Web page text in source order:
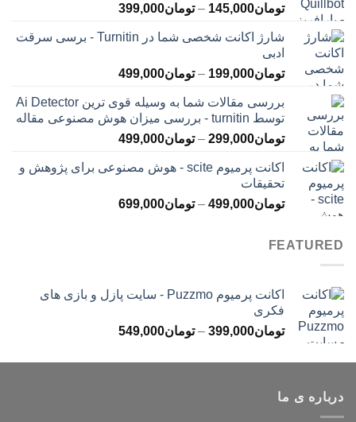
تومان145,000
– تومان399,000محدوده
تومان145,000
تومان399,000
شارژ اکانت شخصی شما در Turnitin - برسی سرقت
ادبی
تومان199,000
– تومان499,000محدوده
تومان199,000
تا
تومان499,000
بررسی مقالات شما به وسیله قوی ترین Ai Detector
توسط turnitin - بررسی میزان هوش مصنوعی مقاله
تومان299,000
– تومان499,000محدوده
تومان299,000
تومان499,000
اکانت پرمیوم scite - هوش مصنوعی برای پژوهش و
تحقیقات
تومان499,000
– تومان699,000محدوده
FEATURED
اکانت پرمیوم Puzzmo - سایت پازل و بازی های
فکری
تومان399,000
– تومان549,000محدوده
تومان399,000
درباره ی ما